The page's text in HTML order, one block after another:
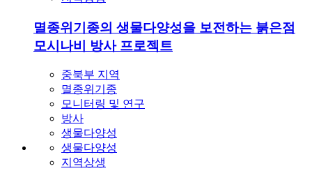
멸종위기종
모니터링 및 연구
방사
생물다양성
지역상생
멸종위기종의 생물다양성을 보전하는 물장군
방사 프로젝트
전국
멸종위기종